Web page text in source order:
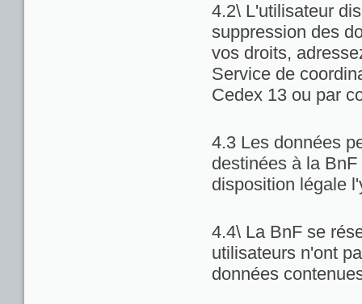
4.2\ L'utilisateur
suppression des
vos droits,
Service de
Cedex 13 ou par
4.3 Les données
destinées à la
disposition légale
4.4\ La BnF se
utilisateurs n'ont
données